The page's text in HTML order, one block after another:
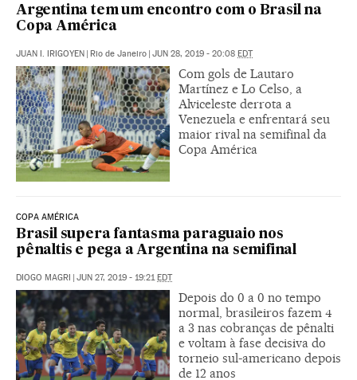
Argentina tem um encontro com o Brasil na
Copa América
JUAN I. IRIGOYEN | Rio de Janeiro | JUN 28, 2019 - 20:08 EDT
Com gols de Lautaro
Martínez e Lo Celso, a
Alviceleste derrota a
Venezuela e enfrentará seu
maior rival na semifinal da
Copa América
COPA AMÉRICA
Brasil supera fantasma paraguaio nos
pênaltis e pega a Argentina na semifinal
DIOGO MAGRI | JUN 27, 2019 - 19:21EDT
Depois do 0 a 0 no tempo
normal, brasileiros fazem 4
a 3 nas cobranças de pênalti
e voltam à fase decisiva do
torneio sul-americano depois
de 12 anos